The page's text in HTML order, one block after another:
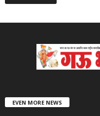
EVEN MORE NEWS